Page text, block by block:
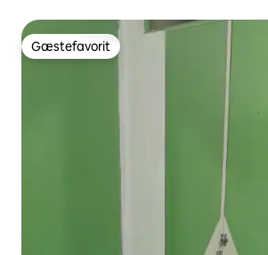
Gæstefavorit
Gæstefavorit